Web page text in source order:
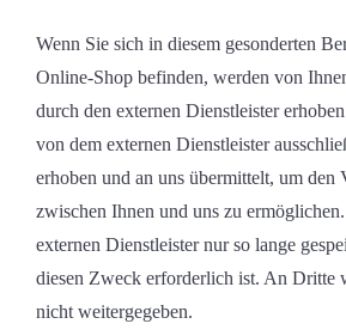
Wenn Sie sich in diesem gesonderten
Online-Shop befinden, werden von
durch den externen Dienstleister
von dem externen Dienstleister
erhoben und an uns übermittelt, um den
zwischen Ihnen und uns zu
externen Dienstleister nur so lange
diesen Zweck erforderlich ist. An Dritte
nicht weitergegeben.